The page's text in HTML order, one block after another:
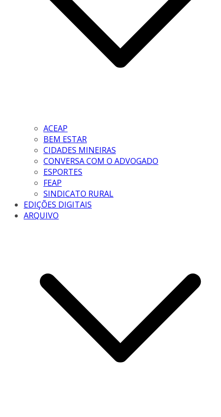
ACEAP
BEM ESTAR
CIDADES MINEIRAS
CONVERSA COM O ADVOGADO
ESPORTES
FEAP
SINDICATO RURAL
EDIÇÕES DIGITAIS
ARQUIVO